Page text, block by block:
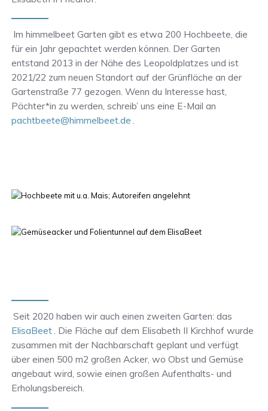
Im himmelbeet Garten gibt es etwa 200 Hochbeete, die
für ein Jahr gepachtet werden können. Der Garten
entstand 2013 in der Nähe des Leopoldplatzes und ist
2021/22 zum neuen Standort auf der Grünfläche an der
Gartenstraße 77 gezogen. Wenn du Interesse hast,
Pächter*in zu werden, schreib’ uns eine E-Mail an
pachtbeete@himmelbeet.de
Seit 2020 haben wir auch einen zweiten Garten: das
ElisaBeet . Die Fläche auf dem Elisabeth II Kirchhof wurde
zusammen mit der Nachbarschaft geplant und verfügt
über einen 500 m2 großen Acker, wo Obst und Gemüse
angebaut wird, sowie einen großen Aufenthalts- und
Erholungsbereich.